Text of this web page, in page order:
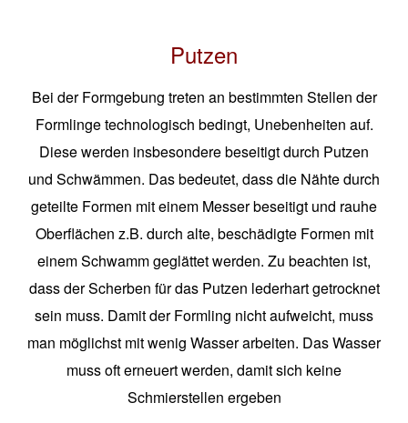
Putzen
Bei der Formgebung treten an bestimmten Stellen der
Formlinge technologisch bedingt, Unebenheiten auf.
Diese werden insbesondere beseitigt durch Putzen
und Schwämmen. Das bedeutet, dass die Nähte durch
geteilte Formen mit einem Messer beseitigt und rauhe
Oberflächen z.B. durch alte, beschädigte Formen mit
einem Schwamm geglättet werden. Zu beachten ist,
dass der Scherben für das Putzen lederhart getrocknet
sein muss. Damit der Formling nicht aufweicht, muss
man möglichst mit wenig Wasser arbeiten. Das Wasser
muss oft erneuert werden, damit sich keine
Schmierstellen ergeben